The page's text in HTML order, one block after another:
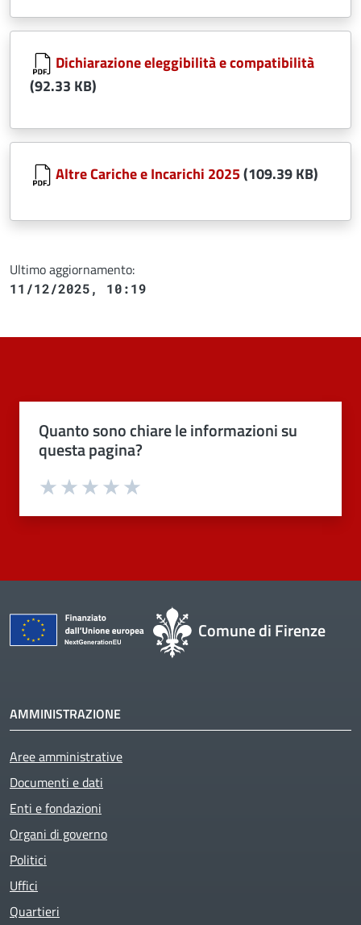
Document
Dichiarazione eleggibilità e compatibilità
(92.33 KB)
Document
Altre Cariche e Incarichi 2025(109.39 KB)
Ultimo aggiornamento:
11/12/2025, 10:19
Quanto sono chiare le informazioni su
questa pagina?
Valuta 4 stelle su 5
Valuta 3 stelle su 5
Valuta 2 stelle su 5
Valuta 1 stelle su 5
Comune di Firenze
AMMINISTRAZIONE
Aree amministrative
Documenti e dati
Enti e fondazioni
Organi di governo
Politici
Uffici
Quartieri